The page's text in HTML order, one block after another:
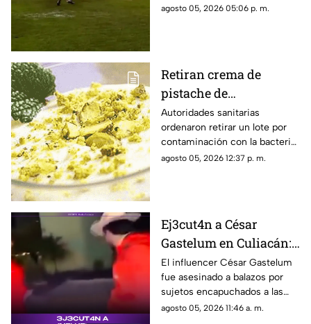
momento quedó grabado.
agosto 05, 2026 05:06 p. m.
Retiran crema de
pistache de
supermercados por
salmonela
Autoridades sanitarias
ordenaron retirar un lote por
contaminación con la bacteria;
revisa los códigos del producto
agosto 05, 2026 12:37 p. m.
Ej3cut4n a César
Gastelum en Culiacán:
El influencer había
manifestado tener
miedo
El influencer César Gastelum
fue asesinado a balazos por
sujetos encapuchados a las
afueras de un restaurante en
agosto 05, 2026 11:46 a. m.